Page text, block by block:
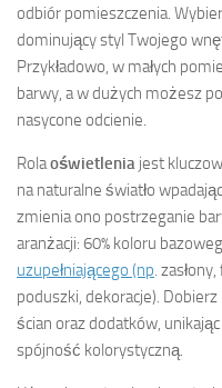
odbiór pomieszczenia.
dominujący styl Twojego
Przykładowo, w małych
barwy, a w dużych możesz
nasycone odcienie.
Rolaoświetlenia jest
na naturalne światło
zmienia ono postrzeganie
aranżacji: 60% koloru
uzupełniającego (np .
poduszki, dekoracje).
ścian oraz dodatków,
spójność kolorystyczną.